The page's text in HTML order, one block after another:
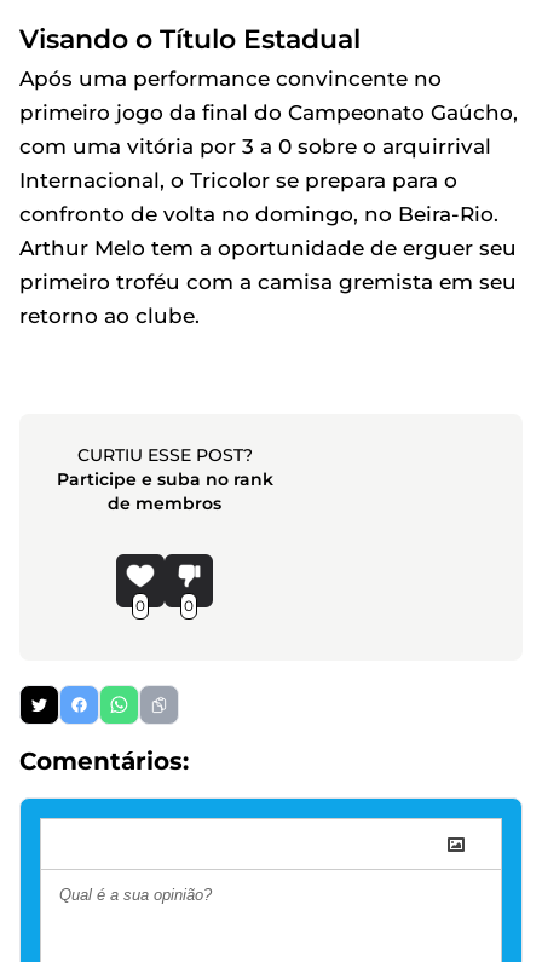
Visando o Título Estadual
Após uma performance convincente no
primeiro jogo da final do Campeonato Gaúcho,
com uma vitória por 3 a 0 sobre o arquirrival
Internacional, o Tricolor se prepara para o
confronto de volta no domingo, no Beira-Rio.
Arthur Melo tem a oportunidade de erguer seu
primeiro troféu com a camisa gremista em seu
retorno ao clube.
CURTIU ESSE POST?
Participe e suba no rank
de membros
0 0
Comentários: